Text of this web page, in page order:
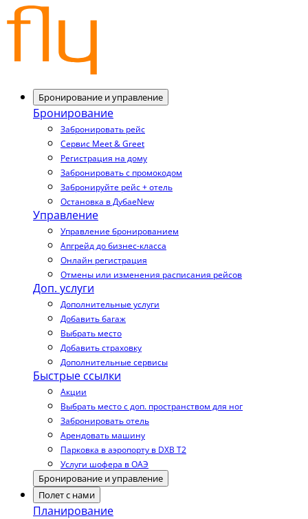
Бронирование и управление
Бронирование
Забронировать рейс
Сервис Meet & Greet
Регистрация на дому
Забронировать с промокодом
Забронируйте рейс + отель
Остановка в ДубаеNew
Управление
Управление бронированием
Апгрейд до бизнес-класса
Онлайн регистрация
Отмены или изменения расписания рейсов
Доп. услуги
Дополнительные услуги
Добавить багаж
Выбрать место
Добавить страховку
Дополнительные сервисы
Быстрые ссылки
Акции
Выбрать место с доп. пространством для ног
Забронировать отель
Арендовать машину
Парковка в аэропорту в DXB T2
Услуги шофера в ОАЭ
Бронирование и управление
Полет с нами
Планирование